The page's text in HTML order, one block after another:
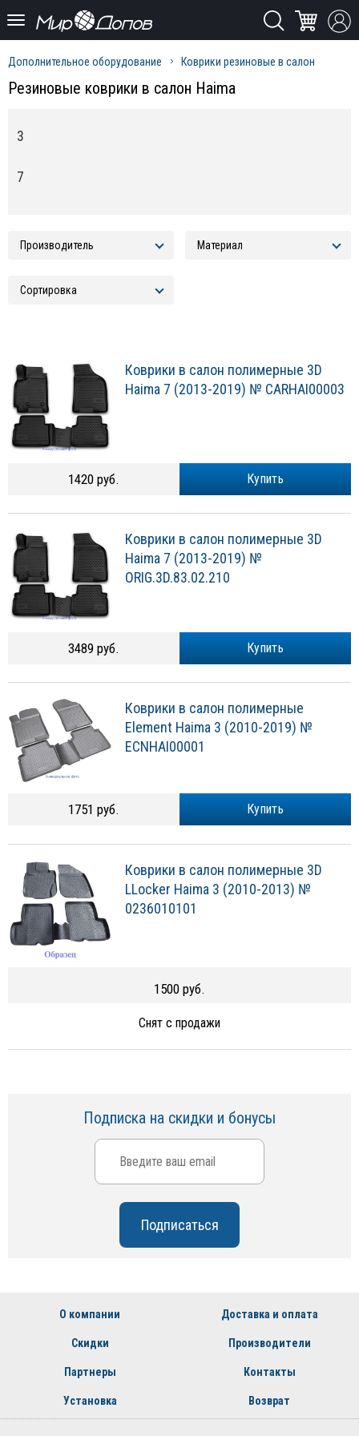
Дополнительное оборудование Коврики резиновые в салон
Резиновые коврики в салон Haima
3
7
Коврики в салон полимерные 3D
Haima 7 (2013-2019) № CARHAI00003
Купить
1420 руб.
Коврики в салон полимерные 3D
Haima 7 (2013-2019) №
ORIG.3D.83.02.210
Купить
3489 руб.
Коврики в салон полимерные
Element Haima 3 (2010-2019) №
ECNHAI00001
Купить
1751 руб.
Коврики в салон полимерные 3D
LLocker Haima 3 (2010-2013) №
0236010101
1500 руб.
Снят с продажи
Подписка на скидки и бонусы
О компании Доставка и оплата
Скидки Производители
Партнеры Контакты
Установка Возврат